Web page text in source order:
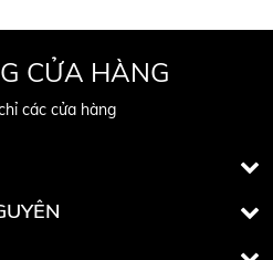
CỬA HÀNG
các cửa hàng